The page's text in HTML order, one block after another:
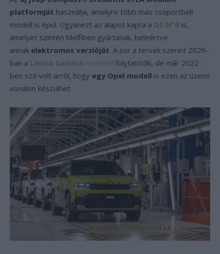
platformját használja, amelyre több más csoportbeli
modell is épül. Ugyanezt az alapot kapta a DS N°8 is,
amelyet szintén Melfiben gyártanak, beleértve
annak elektromos verzióját. A sor a tervek szerint 2026-
ban a Lancia Gamma modellel folytatódik, de már 2022-
ben szó volt arról, hogy egy Opel modell is ezen az üzemi
vonalon készülhet.